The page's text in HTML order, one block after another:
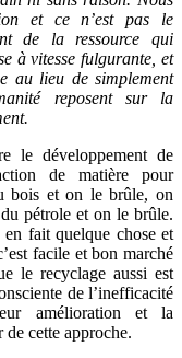
et ce n’est pas le
de la ressource qui
à vitesse fulgurante, et
au lieu de simplement
reposent sur la
le développement de
de matière pour
bois et on le brûle, on
pétrole et on le brûle.
fait quelque chose et
facile et bon marché
le recyclage aussi est
de l’inefficacité
amélioration et la
de cette approche.